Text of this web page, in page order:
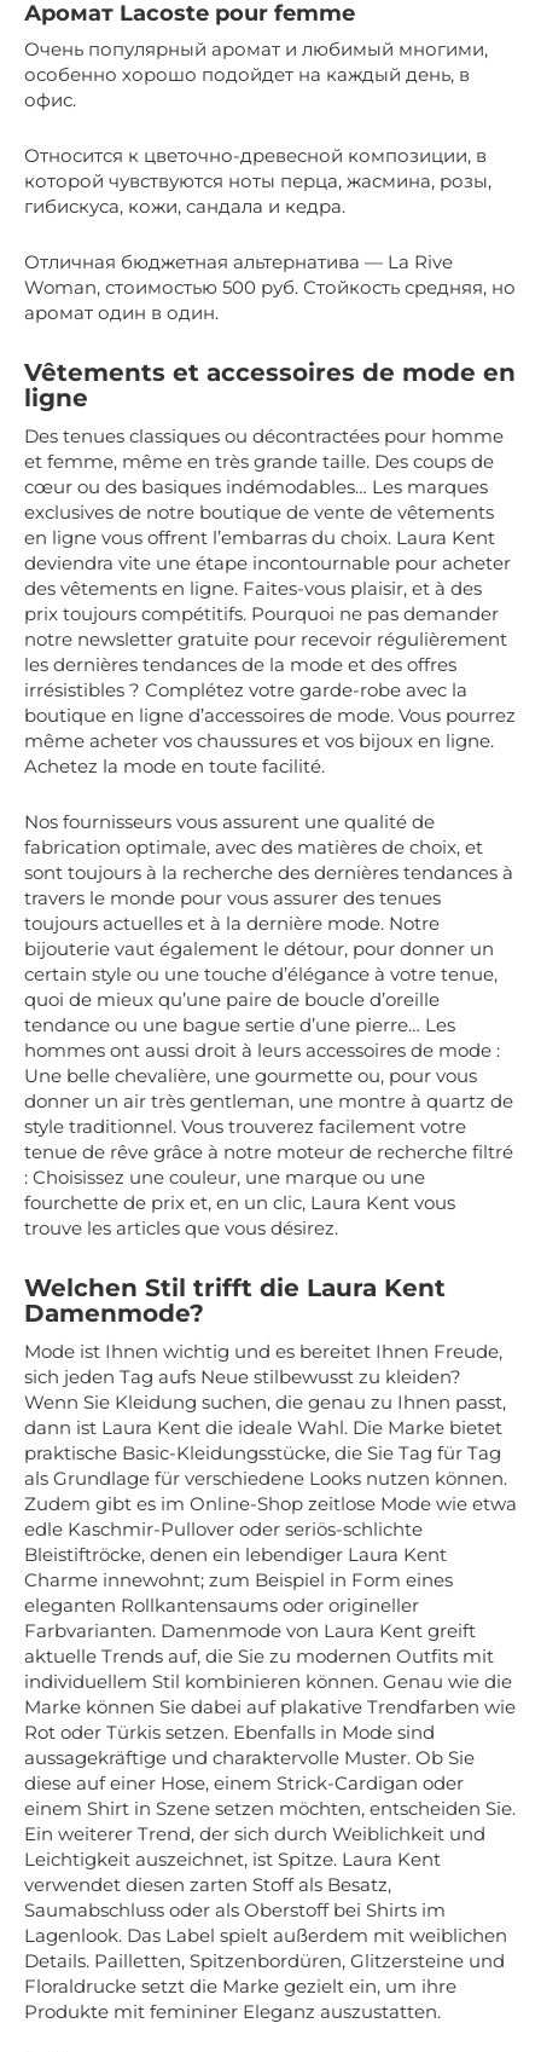
Аромат Lacoste pour femme
Очень популярный аромат и любимый многими,
особенно хорошо подойдет на каждый день, в
офис.
Относится к цветочно-древесной композиции, в
которой чувствуются ноты перца, жасмина, розы,
гибискуса, кожи, сандала и кедра.
Отличная бюджетная альтернатива — La Rive
Woman, стоимостью 500 руб. Стойкость средняя, но
аромат один в один.
Vêtements et accessoires de mode en
ligne
Des tenues classiques ou décontractées pour homme
et femme, même en très grande taille. Des coups de
cœur ou des basiques indémodables… Les marques
exclusives de notre boutique de vente de vêtements
en ligne vous offrent l’embarras du choix. Laura Kent
deviendra vite une étape incontournable pour acheter
des vêtements en ligne. Faites-vous plaisir, et à des
prix toujours compétitifs. Pourquoi ne pas demander
notre newsletter gratuite pour recevoir régulièrement
les dernières tendances de la mode et des offres
irrésistibles ? Complétez votre garde-robe avec la
boutique en ligne d’accessoires de mode. Vous pourrez
même acheter vos chaussures et vos bijoux en ligne.
Achetez la mode en toute facilité.
Nos fournisseurs vous assurent une qualité de
fabrication optimale, avec des matières de choix, et
sont toujours à la recherche des dernières tendances à
travers le monde pour vous assurer des tenues
toujours actuelles et à la dernière mode. Notre
bijouterie vaut également le détour, pour donner un
certain style ou une touche d’élégance à votre tenue,
quoi de mieux qu’une paire de boucle d’oreille
tendance ou une bague sertie d’une pierre… Les
hommes ont aussi droit à leurs accessoires de mode :
Une belle chevalière, une gourmette ou, pour vous
donner un air très gentleman, une montre à quartz de
style traditionnel. Vous trouverez facilement votre
tenue de rêve grâce à notre moteur de recherche filtré
: Choisissez une couleur, une marque ou une
fourchette de prix et, en un clic, Laura Kent vous
trouve les articles que vous désirez.
Welchen Stil trifft die Laura Kent
Damenmode?
Mode ist Ihnen wichtig und es bereitet Ihnen Freude,
sich jeden Tag aufs Neue stilbewusst zu kleiden?
Wenn Sie Kleidung suchen, die genau zu Ihnen passt,
dann ist Laura Kent die ideale Wahl. Die Marke bietet
praktische Basic-Kleidungsstücke, die Sie Tag für Tag
als Grundlage für verschiedene Looks nutzen können.
Zudem gibt es im Online-Shop zeitlose Mode wie etwa
edle Kaschmir-Pullover oder seriös-schlichte
Bleistiftröcke, denen ein lebendiger Laura Kent
Charme innewohnt; zum Beispiel in Form eines
eleganten Rollkantensaums oder origineller
Farbvarianten. Damenmode von Laura Kent greift
aktuelle Trends auf, die Sie zu modernen Outfits mit
individuellem Stil kombinieren können. Genau wie die
Marke können Sie dabei auf plakative Trendfarben wie
Rot oder Türkis setzen. Ebenfalls in Mode sind
aussagekräftige und charaktervolle Muster. Ob Sie
diese auf einer Hose, einem Strick-Cardigan oder
einem Shirt in Szene setzen möchten, entscheiden Sie.
Ein weiterer Trend, der sich durch Weiblichkeit und
Leichtigkeit auszeichnet, ist Spitze. Laura Kent
verwendet diesen zarten Stoff als Besatz,
Saumabschluss oder als Oberstoff bei Shirts im
Lagenlook. Das Label spielt außerdem mit weiblichen
Details. Pailletten, Spitzenbordüren, Glitzersteine und
Floraldrucke setzt die Marke gezielt ein, um ihre
Produkte mit femininer Eleganz auszustatten.